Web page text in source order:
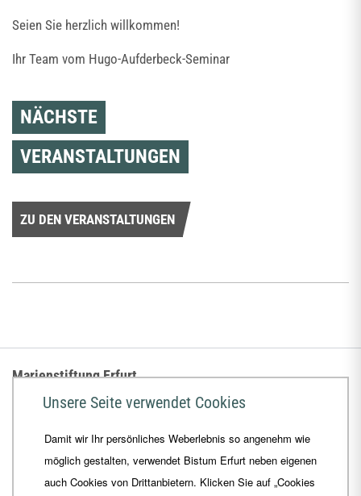
Seien Sie herzlich willkommen!
Ihr Team vom Hugo-Aufderbeck-Seminar
NÄCHSTE
VERANSTALTUNGEN
ZU DEN VERANSTALTUNGEN
Marienstiftung Erfurt
Hugo-Aufderbeck-Seminar
Hopfengasse 8, 99084 Erfurt
+49 361 5 65 90-0/10/20
Unsere Seite verwendet Cookies
Damit wir Ihr persönliches Weberlebnis so angenehm wie
möglich gestalten, verwendet Bistum Erfurt neben eigenen
auch Cookies von Drittanbietern. Klicken Sie auf „Cookies